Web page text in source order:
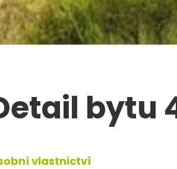
bytu
vlastnictví